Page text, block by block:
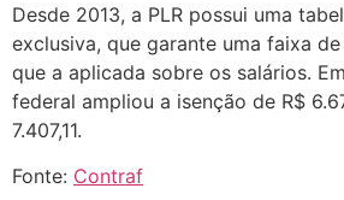
Desde 2013, a PLR possui uma
exclusiva, que garante uma faixa
que a aplicada sobre os salários.
federal ampliou a isenção de R$
7.407,11.
Fonte: Contraf